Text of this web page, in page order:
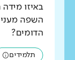
באיזו
השפה
הדומים?
תלמידים